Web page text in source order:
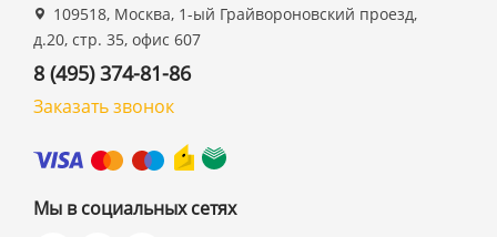
109518, Москва, 1-ый Грайвороновский проезд,
д.20, стр. 35, офис 607
8 (495) 374-81-86
Заказать звонок
Мы в социальных сетях